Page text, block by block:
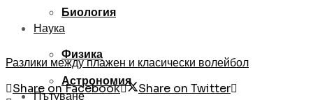
Наука
Астрономия
Биология
Физика
Пътуване
Разлики между плажен и класически волейбол
Share on Facebook
Share on Twitter